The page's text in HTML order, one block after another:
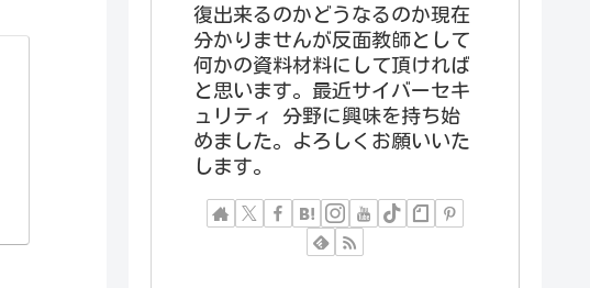
復出来るのかどうなるのか現在
分かりませんが反面教師として
何かの資料材料にして頂ければ
と思います。最近サイバーセキ
ュリティ 分野に興味を持ち始
めました。よろしくお願いいた
します。